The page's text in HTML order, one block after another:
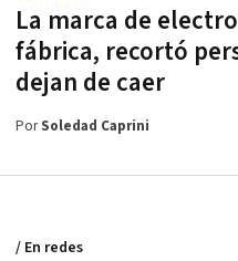
La marca de
fábrica, recortó
dejan de caer
PorSoledad Caprini
/ En redes